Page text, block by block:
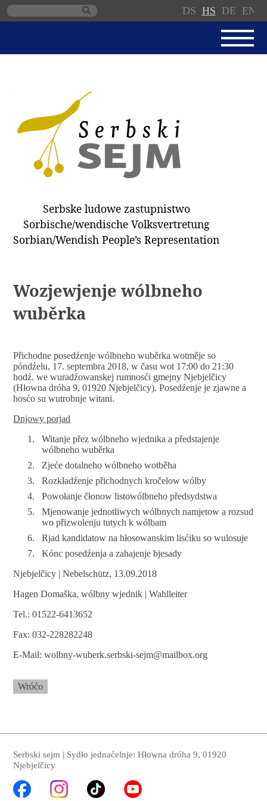
DS HS DE EN
SERBSKI SEJM
JEDNANSKI PORJAD
PROTOKOLE / WOBZAMKNJENJA
DARY
ZAPÓSŁANCY
WUBĚRKI
Serbske ludowe zastupnistwo
Sorbische/wendische Volksvertretung
Sorbian/Wendish People’s Representation
Wozjewjenje wólbneho
wuběrka
Přichodne posedźenje wólbneho wuběrka wotměje so
póndźelu, 17. septembra 2018, w času wot 17:00 do 21:30
hodź. we wuradźowanskej rumnosći gmejny Njebjelčicy
(Hłowna dróha 9, 01920 Njebjelčicy). Posedźenje je zjawne a
hosćo su wutrobnje witani.
Dnjowy porjad
Witanje přez wólbneho wjednika a předstajenje
wólbneho wuběrka
Zjeće dotalneho wólbneho wotběha
Rozkładźenje přichodnych kročelow wólby
Powołanje čłonow listowólbneho předsydstwa
Mjenowanje jednotliwych wólbnych namjetow a rozsud
wo přizwolenju tutych k wólbam
Rjad kandidatow na hłosowanskim lisćiku so wulosuje
Kónc posedźenja a zahajenje bjesady
Njebjelčicy | Nebelschütz, 13.09.2018
Hagen Domaška, wólbny wjednik | Wahlleiter
Tel.: 01522-6413652
Fax: 032-228282248
E-Mail: wolbny-wuberk.serbski-sejm@mailbox.org
Wróćo
Serbski sejm | Sydło jednaćelnje: Hłowna dróha 9, 01920
Njebjelčicy